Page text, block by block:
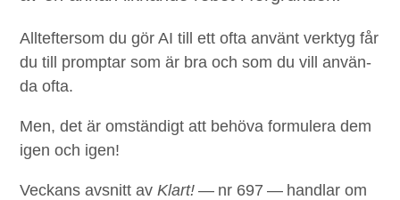
All­tefter­som du görAI till ett ofta använt verk­tyg får
du till promp­tar som är bra och som du vill använ­
da ofta.
Men, det är omständigt att behö­va for­mulera dem
igen och igen!
Veck­ans avs­nitt avKlart! — nr 697 — hand­lar om